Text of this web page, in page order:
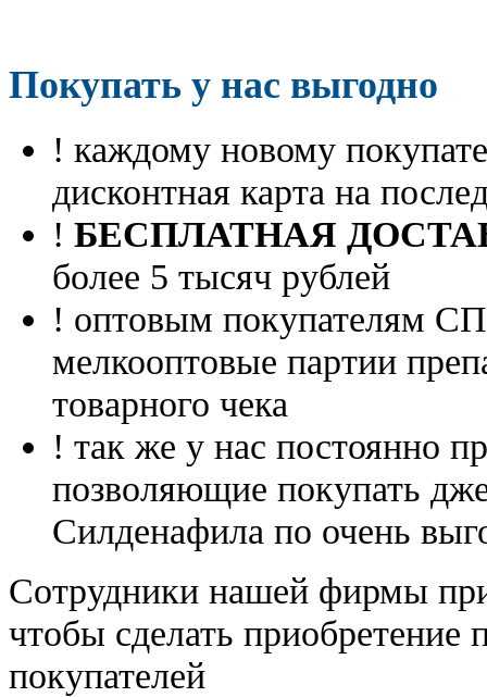
Покупать у нас выгодно
! каждому новому
дисконтная карта на
! БЕСПЛАТНАЯ
более 5 тысяч рублей
! оптовым покупателям
мелкооптовые партии
товарного чека
! так же у нас постоянно
позволяющие покупать
Силденафила по очень
Cотрудники нашей фирмы
чтобы сделать приобретение
покупателей